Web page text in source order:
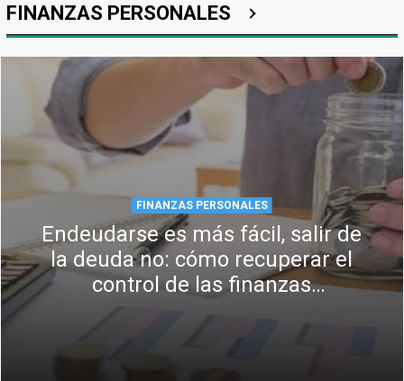
FINANZAS PERSONALES
FINANZAS PERSONALES
Endeudarse es más fácil, salir de
la deuda no: cómo recuperar el
control de las finanzas
personales